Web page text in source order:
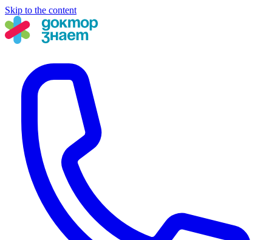
Skip to the content